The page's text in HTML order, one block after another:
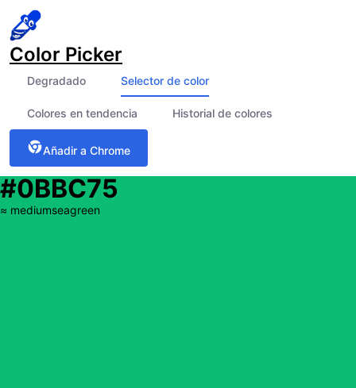
Color Picker
Degradado Selector de color
Colores en tendencia Historial de colores
Añadir a Chrome
#0BBC75
≈ mediumseagreen